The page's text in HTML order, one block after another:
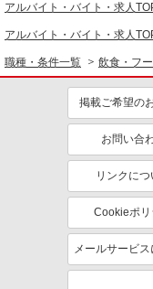
アルバイト・バイト・求人
アルバイト・バイト・求人
職種・条件一覧 飲食・フ
掲載ご希望の
お問い合
リンクにつ
Cookieポリ
メールサービ